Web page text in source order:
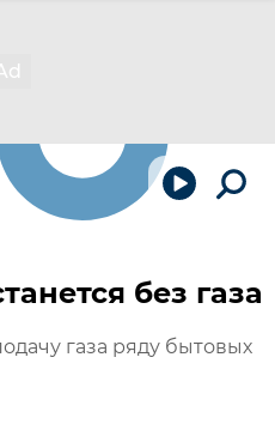
без газа
газа ряду бытовых